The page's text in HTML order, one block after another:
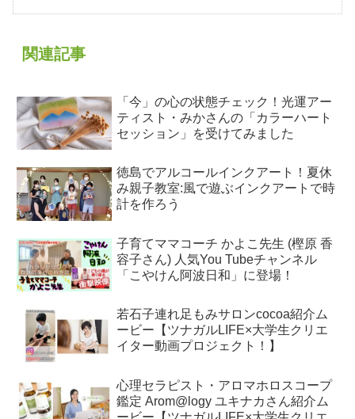
関連記事
「今」の心の状態チェック！光運アー
ティスト・みかさんの「カラーハート
セッション」を受けてみました
徳島でアルコールインクアート！夏休
み親子教室:風で遊ぶインクアートで時
計を作ろう
子育てママコーチ かよこ先生 (樫原 香
容子さん) 人気You Tubeチャンネル
「こやけん阿波日和」に登場！
若石子連れ足もみサロンcocoa紹介ム
ービー【ツナガルLIFE×大学生クリエ
イター動画プロジェクト！】
心理セラピスト・アロマホロスコープ
鑑定 Arom@logy ユキナカさん紹介ム